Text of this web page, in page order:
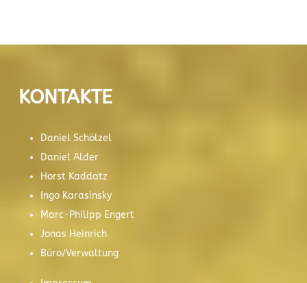
KONTAKTE
Daniel Schölzel
Daniel Alder
Horst Kaddatz
Ingo Karasinsky
Marc-Philipp Engert
Jonas Heinrich
Büro/Verwaltung